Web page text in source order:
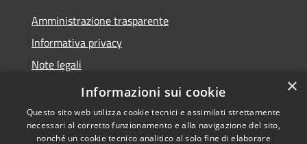
Amministrazione trasparente
Informativa privacy
Note legali
Dichiarazione di accessibilità
×
Informazioni sui cookie
Questo sito web utilizza cookie tecnici e assimilati strettamente
necessari al corretto funzionamento e alla navigazione del sito,
nonché un cookie tecnico analitico al solo fine di elaborare